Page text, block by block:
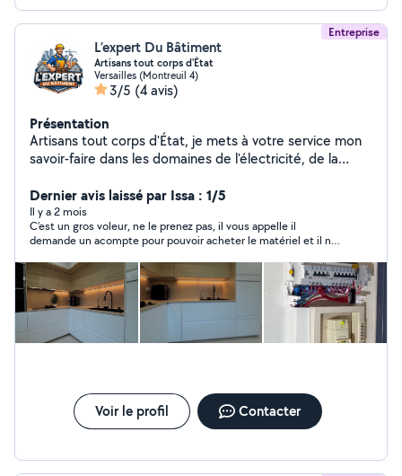
Entreprise
L’expert Du Bâtiment
Artisans tout corps d'État
Versailles (Montreuil 4)
3/5 (4 avis)
Présentation
Artisans tout corps d'État, je mets à votre service mon
savoir-faire dans les domaines de l'électricité, de la
de rénovation et d'aménagement intérieur. Polyvalent,
rigoureux et à l'écoute, j'interviens rapidement pour des
prestations soignées, adaptées à vos besoins et à votre
budget.
Dernier avis laissé par Issa : 1/5
Il y a 2 mois
C’est un gros voleur, ne le prenez pas, il vous appelle il
demande un acompte pour pouvoir acheter le matériel et il ne
contre lui. J’AI ÉTÉ BÊTE IL M’A ENVOYÉ UN RIB BELGE
Voir le profil Contacter